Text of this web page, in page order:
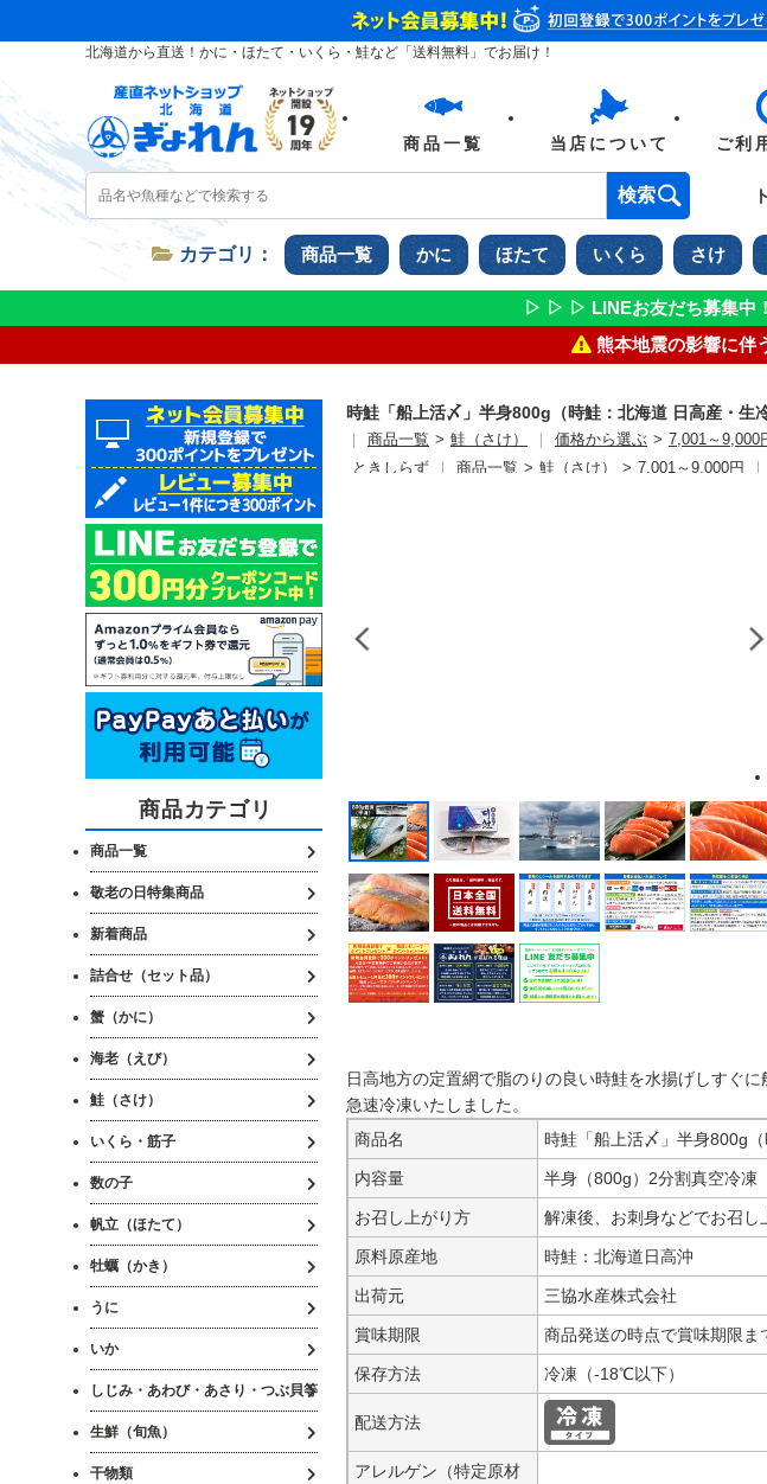
北海道から直送！かに・ほたて・いくら・鮭など 「送料無料」でお届け！
商品一覧 当店について ご利
カテゴリ： 商品一覧 かに ほたて いくら さけ
▷ ▷ ▷ LINEお友だち募集中
熊本地震の影響に伴
時鮭「船上活〆」半身800g（時鮭：北海道 日高産・生冷
商品一覧 > 鮭（さけ） 価格から選ぶ > 7,001～9,000
ときしらず
商品一覧 > 鮭（さけ） > 7,001～9,000円
日高地方の定置網で脂のりの良い時鮭を水揚げしすぐ
急速冷凍いたしました。
商品名
時鮭「船上活〆」半身800g
内容量 半身（800g）2分割真空冷凍
お召し上がり方 解凍後、お刺身などでお召し
原料原産地 時鮭：北海道日高沖
出荷元 三協水産株式会社
賞味期限 商品発送の時点で賞味期限
保存方法 冷凍（-18℃以下）
配送方法
アレルゲン（特定原材
商品カテゴリ
商品一覧
敬老の日特集商品
新着商品
詰合せ（セット品）
蟹（かに）
海老（えび）
鮭（さけ）
いくら・筋子
数の子
帆立（ほたて）
牡蠣（かき）
うに
いか
しじみ・あわび・あさり・つぶ貝等
生鮮（旬魚）
干物類